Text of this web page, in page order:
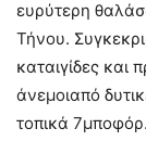
ευρύτερη
Τήνου.
καταιγίδες και
άνεμοιαπό
τοπικά 7μποφόρ.